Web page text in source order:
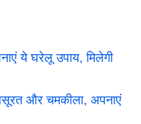
ये घरेलू उपाय, मिलेगी
और चमकीला, अपनाएं